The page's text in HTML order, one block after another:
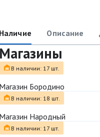
Наличие Описание
Магазины
В наличии: 17 шт.
Магазин Бородино
В наличии: 18 шт.
Магазин Народный
В наличии: 17 шт.